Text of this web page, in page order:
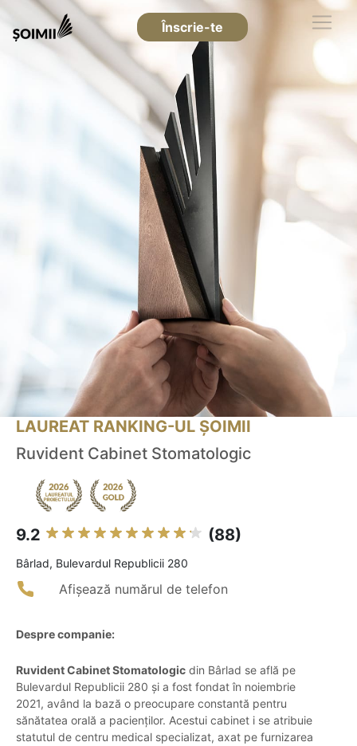
Înscrie-te
LAUREAT RANKING-UL ȘOIMII
Ruvident Cabinet Stomatologic
9.2 (88)
Bârlad, Bulevardul Republicii 280
Afișează numărul de telefon
Despre companie:
Ruvident Cabinet Stomatologic din Bârlad se află pe
Bulevardul Republicii 280 și a fost fondat în noiembrie
2021, având la bază o preocupare constantă pentru
sănătatea orală a pacienților. Acestui cabinet i se atribuie
statutul de centru medical specializat, axat pe furnizarea